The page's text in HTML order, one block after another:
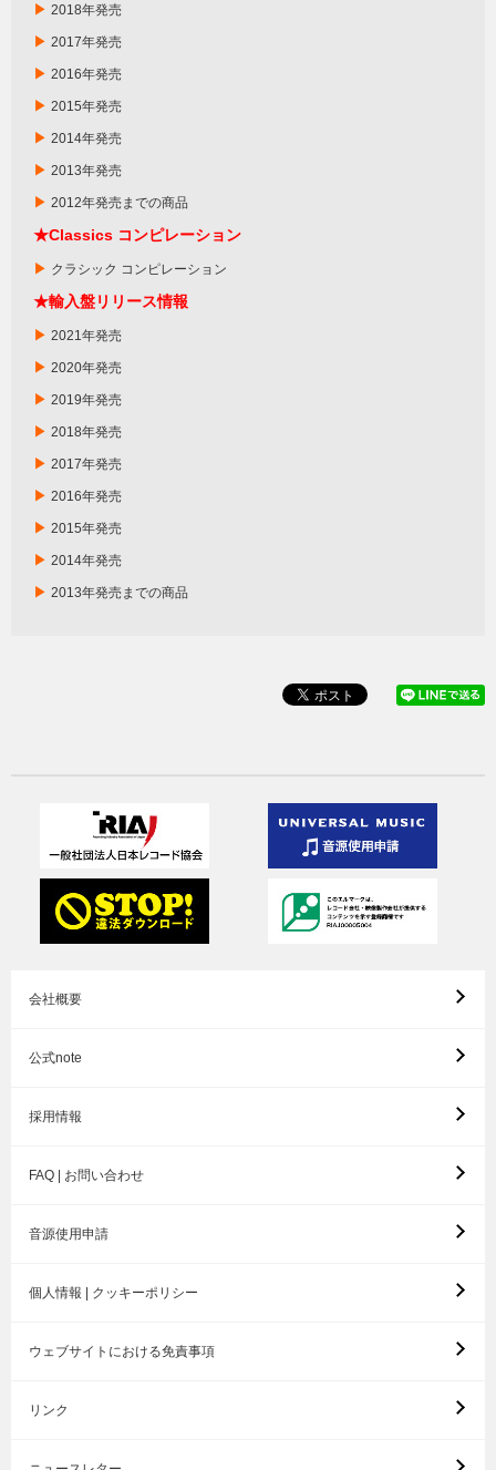
▶ 2018年発売
▶ 2017年発売
▶ 2016年発売
▶ 2015年発売
▶ 2014年発売
▶ 2013年発売
▶ 2012年発売までの商品
★Classics コンピレーション
▶ クラシック コンピレーション
★輸入盤リリース情報
▶ 2021年発売
▶ 2020年発売
▶ 2019年発売
▶ 2018年発売
▶ 2017年発売
▶ 2016年発売
▶ 2015年発売
▶ 2014年発売
▶ 2013年発売までの商品
会社概要
公式note
採用情報
FAQ | お問い合わせ
音源使用申請
個人情報 | クッキーポリシー
ウェブサイトにおける免責事項
リンク